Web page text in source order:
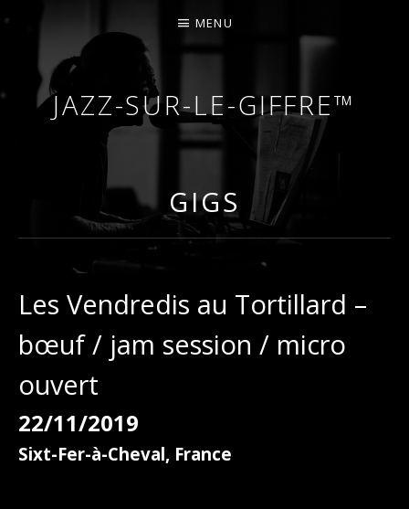
JAZZ-SUR-LE-GIFFRE™
COURS DE PIANO – PIANO-BAR – FÊTES –
MENU
GIGS
Les Vendredis au Tortillard –
bœuf / jam session / micro
ouvert
22/11/2019
Sixt-Fer-à-Cheval, France